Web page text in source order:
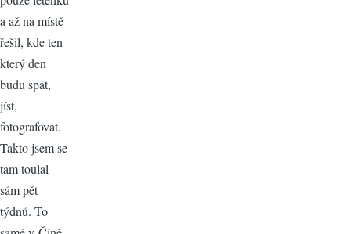
a až na místě
řešil, kde ten
který den
budu spát,
jíst,
fotografovat.
Takto jsem se
tam toulal
sám pět
týdnů. To